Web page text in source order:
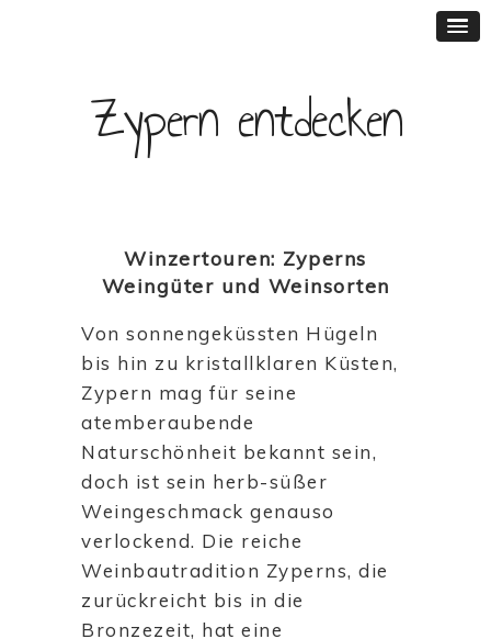
Zypern entdecken
Winzertouren: Zyperns
Weingüter und Weinsorten
Von sonnengeküssten Hügeln
bis hin zu kristallklaren Küsten,
Zypern mag für seine
atemberaubende
Naturschönheit bekannt sein,
doch ist sein herb-süßer
Weingeschmack genauso
verlockend. Die reiche
Weinbautradition Zyperns, die
zurückreicht bis in die
Bronzezeit, hat eine